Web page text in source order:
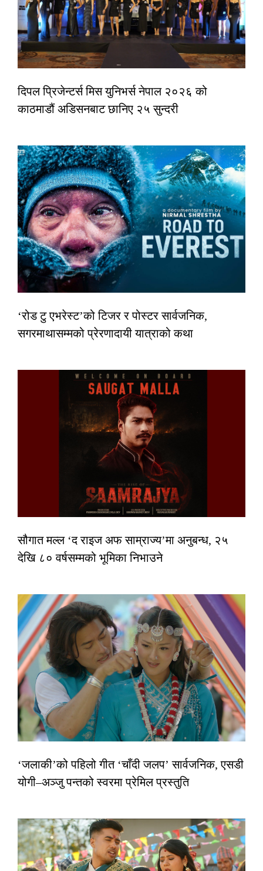
दिपल प्रिजेन्टर्स मिस युनिभर्स नेपाल २०२६ को
काठमाडौं अडिसनबाट छानिए २५ सुन्दरी
‘रोड टु एभरेस्ट’को टिजर र पोस्टर सार्वजनिक,
सगरमाथासम्मको प्रेरणादायी यात्राको कथा
सौगात मल्ल ‘द राइज अफ साम्राज्य’मा अनुबन्ध, २५
देखि ८० वर्षसम्मको भूमिका निभाउने
‘जलाकी’को पहिलो गीत ‘चाँदी जलप’ सार्वजनिक, एसडी
योगी–अञ्जु पन्तको स्वरमा प्रेमिल प्रस्तुति